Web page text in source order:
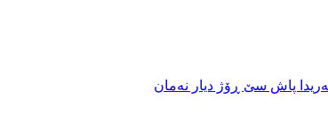
پاش سێ ڕۆژ دیار نەمان